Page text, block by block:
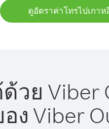
ดูอัตราค่าโทรไปเกาห
วย Viber
ง Viber